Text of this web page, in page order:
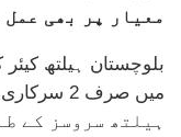
معیار پر بھی
بلوچستان ہیلتھ
ہیلتھ سروسز کے